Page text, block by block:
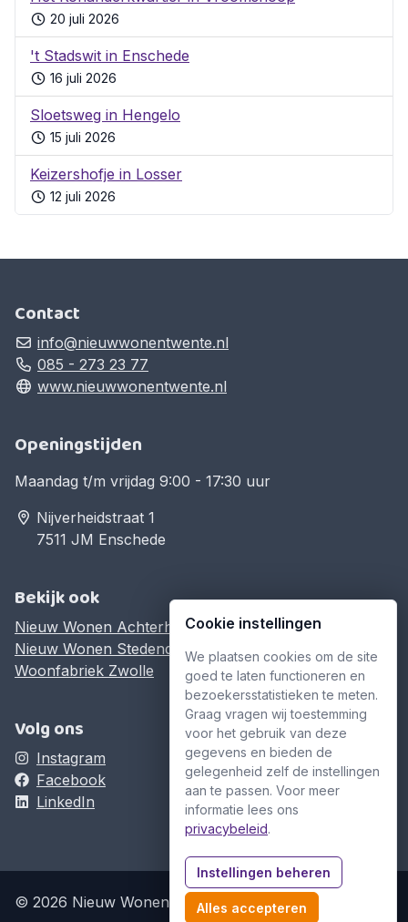
20 juli 2026
't Stadswit in Enschede
16 juli 2026
Sloetsweg in Hengelo
15 juli 2026
Keizershofje in Losser
12 juli 2026
Contact
info@nieuwwonentwente.nl
085 - 273 23 77
www.nieuwwonentwente.nl
Openingstijden
Maandag t/m vrijdag 9:00 - 17:30 uur
Nijverheidstraat 1
7511 JM Enschede
Bekijk ook
Nieuw Wonen Achterhoek
Nieuw Wonen Stedendriehoek
Woonfabriek Zwolle
Volg ons
Instagram
Facebook
LinkedIn
© 2026 Nieuw Wonen Twente
Cookie instellingen
We plaatsen cookies om de site
goed te laten functioneren en
bezoekersstatistieken te meten.
Graag vragen wij toestemming
voor het gebruik van deze
gegevens en bieden de
gelegenheid zelf de instellingen
aan te passen. Voor meer
informatie lees ons
privacybeleid.
Instellingen beheren
Alles accepteren